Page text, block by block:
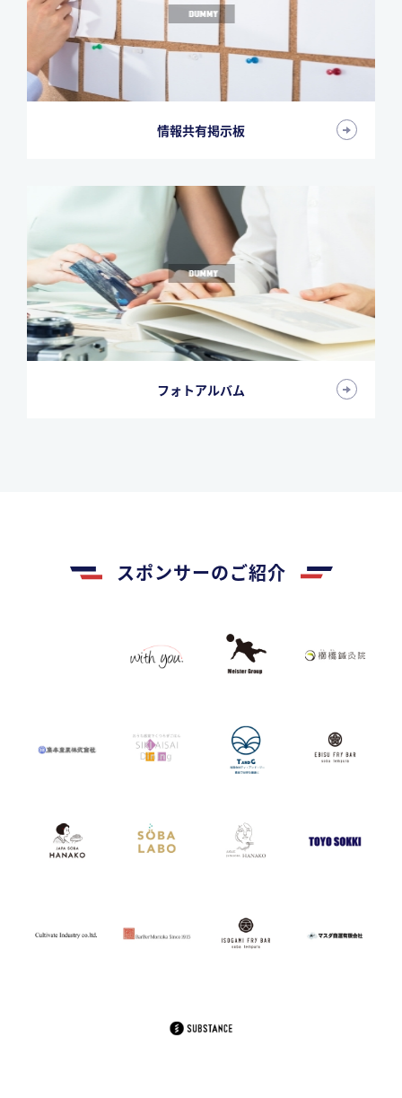
情報共有掲示板
フォトアルバム
スポンサーのご紹介